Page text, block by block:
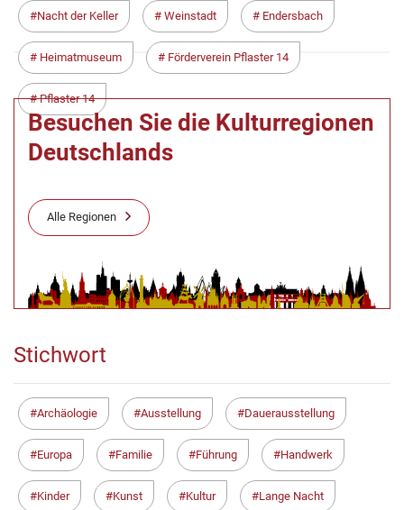
Nacht der Keller Weinstadt Endersbach
Heimatmuseum Förderverein Pflaster 14
Pflaster 14
Besuchen Sie die Kulturregionen
Deutschlands
Alle Regionen
Stichwort
Archäologie Ausstellung Dauerausstellung
Europa Familie Führung Handwerk
Kinder Kunst Kultur Lange Nacht